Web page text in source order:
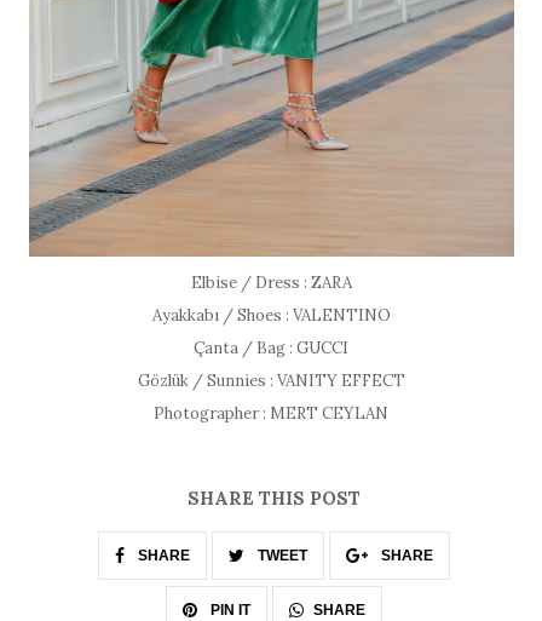
Elbise / Dress : ZARA
Ayakkabı / Shoes : VALENTINO
Çanta / Bag : GUCCI
Gözlük / Sunnies : VANITY EFFECT
Photographer : MERT CEYLAN
SHARE THIS POST
SHARE TWEET SHARE
PIN IT SHARE